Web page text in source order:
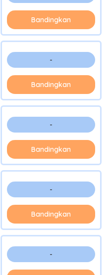
Bandingkan
-
Bandingkan
-
Bandingkan
-
Bandingkan
-